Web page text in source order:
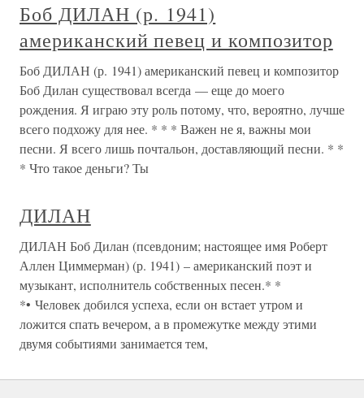
Боб ДИЛАН (р. 1941)
американский певец и композитор
Боб ДИЛАН (р. 1941) американский певец и композитор
Боб Дилан существовал всегда — еще до моего
рождения. Я играю эту роль потому, что, вероятно, лучше
всего подхожу для нее. * * * Важен не я, важны мои
песни. Я всего лишь почтальон, доставляющий песни. * *
* Что такое деньги? Ты
ДИЛАН
ДИЛАН Боб Дилан (псевдоним; настоящее имя Роберт
Аллен Циммерман) (р. 1941) – американский поэт и
музыкант, исполнитель собственных песен.* *
*• Человек добился успеха, если он встает утром и
ложится спать вечером, а в промежутке между этими
двумя событиями занимается тем,